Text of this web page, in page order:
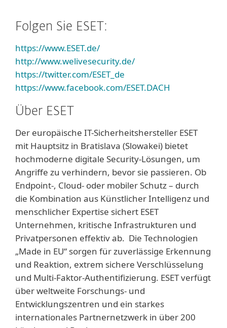
Folgen Sie ESET:
https://www.ESET.de/
http://www.welivesecurity.de/
https://twitter.com/ESET_de
https://www.facebook.com/ESET.DACH
Über ESET
Der europäische IT-Sicherheitshersteller ESET
mit Hauptsitz in Bratislava (Slowakei) bietet
hochmoderne digitale Security-Lösungen, um
Angriffe zu verhindern, bevor sie passieren. Ob
Endpoint-, Cloud- oder mobiler Schutz – durch
die Kombination aus Künstlicher Intelligenz und
menschlicher Expertise sichert ESET
Unternehmen, kritische Infrastrukturen und
Privatpersonen effektiv ab. Die Technologien
„Made in EU“ sorgen für zuverlässige Erkennung
und Reaktion, extrem sichere Verschlüsselung
und Multi-Faktor-Authentifizierung. ESET verfügt
über weltweite Forschungs- und
Entwicklungszentren und ein starkes
internationales Partnernetzwerk in über 200